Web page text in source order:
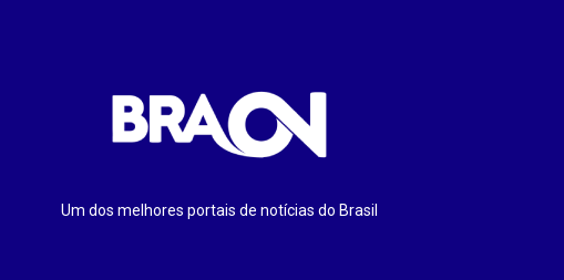
Um dos melhores portais de notícias do Brasil